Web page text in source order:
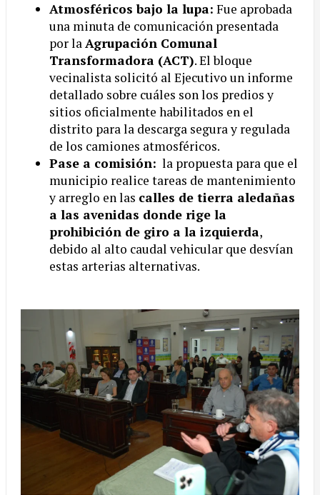
Atmosféricos bajo la lupa: Fue aprobada
una minuta de comunicación presentada
por laAgrupación Comunal
Transformadora (ACT). El bloque
vecinalista solicitó al Ejecutivo un informe
detallado sobre cuáles son los predios y
sitios oficialmente habilitados en el
distrito para la descarga segura y regulada
de los camiones atmosféricos.
Pase a comisión: la propuesta para que el
municipio realice tareas de mantenimiento
y arreglo en las calles de tierra aledañas
a las avenidas donde rige la
prohibición de giro a la izquierda,
debido al alto caudal vehicular que desvían
estas arterias alternativas.